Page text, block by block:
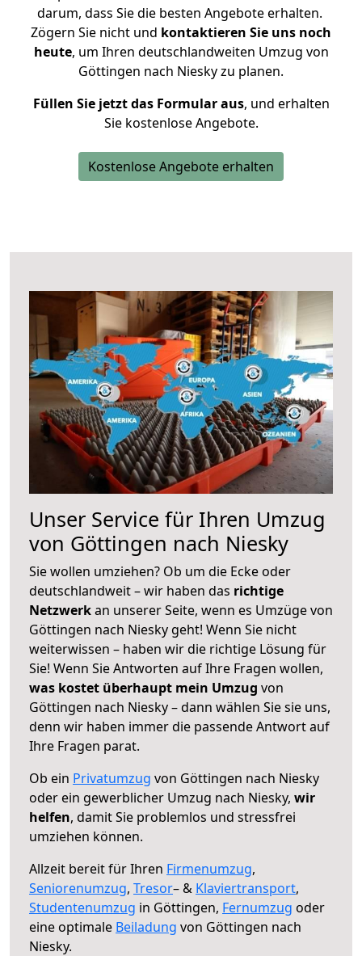
darum, dass Sie die besten Angebote erhalten.
Zögern Sie nicht und kontaktieren Sie uns noch
heute, um Ihren deutschlandweiten Umzug von
Göttingen nach Niesky zu planen.
Füllen Sie jetzt das Formular aus, und erhalten
Sie kostenlose Angebote.
Kostenlose Angebote erhalten
Unser Service für Ihren Umzug
von Göttingen nach Niesky
Sie wollen umziehen? Ob um die Ecke oder
deutschlandweit – wir haben das richtige
Netzwerkan unserer Seite, wenn es Umzüge von
Göttingen nach Niesky geht! Wenn Sie nicht
weiterwissen – haben wir die richtige Lösung für
Sie! Wenn Sie Antworten auf Ihre Fragen wollen,
was kostet überhaupt mein Umzug von
Göttingen nach Niesky – dann wählen Sie sie uns,
denn wir haben immer die passende Antwort auf
Ihre Fragen parat.
Ob ein Privatumzug von Göttingen nach Niesky
oder ein gewerblicher Umzug nach Niesky, wir
helfen, damit Sie problemlos und stressfrei
umziehen können.
Allzeit bereit für Ihren Firmenumzug,
Seniorenumzug, Tresor– & Klaviertransport,
Studentenumzug in Göttingen, Fernumzug oder
eine optimale Beiladung von Göttingen nach
Niesky.